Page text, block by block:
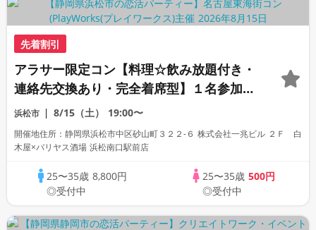
先着割引
アラサー限定コン【料理☆飲み放題付き・
連絡先交換あり・完全着席型】１名参加多
数・初参加も大歓迎☆
浜松市 8/15（土） 19:00〜
開催地住所：静岡県浜松市中区砂山町３２２-６ 株式会社一兆ビル ２Ｆ 白
木屋×バリヤス酒場 浜松南口駅前店
25〜35歳 8,800円
◎受付中
25〜35歳 500円
◎受付中